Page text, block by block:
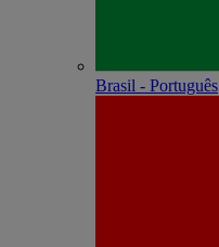
Brasil - Português